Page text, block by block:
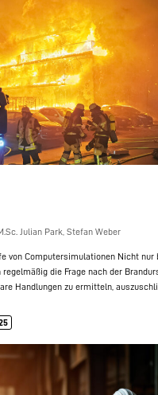
Julian Park, Stefan Weber
von Computersimulationen Nicht nur
die Frage nach der
Handlungen zu ermitteln,